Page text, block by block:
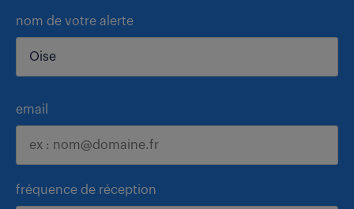
nom de votre alerte
email
fréquence de réception